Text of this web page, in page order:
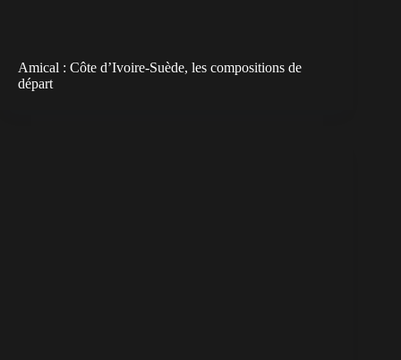
Amical : Côte d’Ivoire-Suède, les compositions de
départ